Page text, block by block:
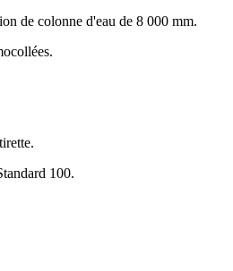
de colonne d'eau de 8 000 mm.
100.